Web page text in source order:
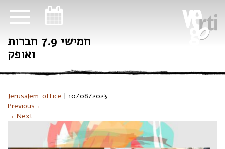
חמישי 7.9 חברות
ואופק
Jerusalem_office | 10/08/2023
Previous ←
→ Next